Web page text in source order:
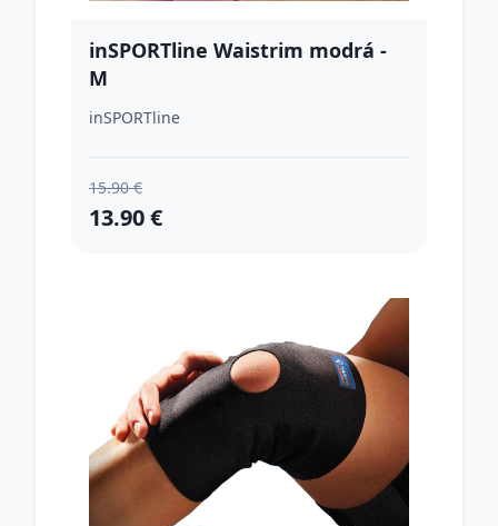
inSPORTline Waistrim modrá -
M
inSPORTline
15.90 €
13.90 €